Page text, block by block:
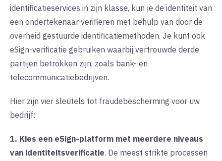
identificatieservices in zijn klasse, kun je de identiteit van
een ondertekenaar verifiëren met behulp van door de
overheid gestuurde identificatiemethoden. Je kunt ook
eSign-verificatie gebruiken waarbij vertrouwde derde
partijen betrokken zijn, zoals bank- en
telecommunicatiebedrijven.
Hier zijn vier sleutels tot fraudebescherming voor uw
bedrijf:
1. Kies een eSign-platform met meerdere niveaus
van identiteitsverificatie. De meest strikte processen